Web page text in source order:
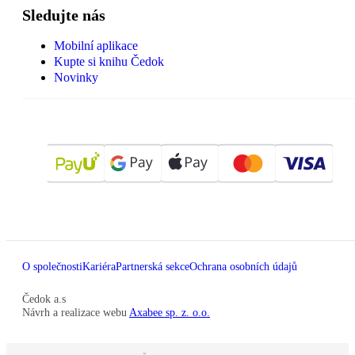
Sledujte nás
Mobilní aplikace
Kupte si knihu Čedok
Novinky
O společnostiKariéraPartnerská sekceOchrana osobních údajů
Čedok a.s
Návrh a realizace webu Axabee sp. z. o.o.